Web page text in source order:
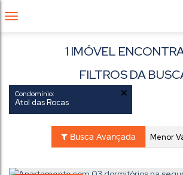
1 IMÓVEL
FILTROS DA
Condomínio:
Atol das Rocas
Busca Avançada